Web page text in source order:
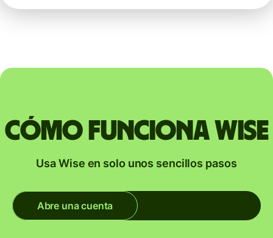
Cómo funciona Wise
Usa Wise en solo unos sencillos pasos
Abre una cuenta